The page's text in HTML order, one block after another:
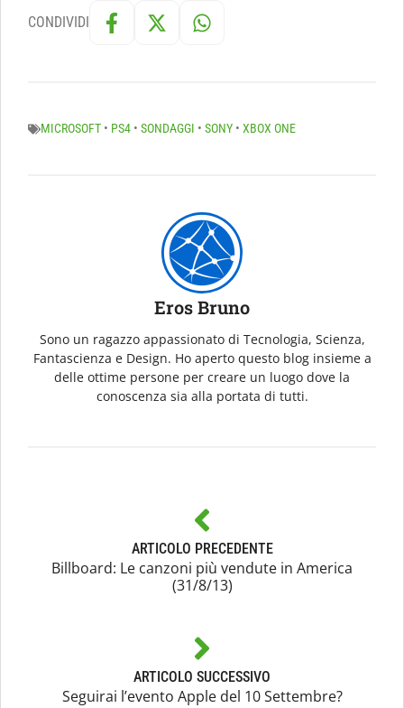
CONDIVIDI
MICROSOFT • PS4 • SONDAGGI • SONY • XBOX ONE
Eros Bruno
Sono un ragazzo appassionato di Tecnologia, Scienza,
Fantascienza e Design. Ho aperto questo blog insieme a
delle ottime persone per creare un luogo dove la
conoscenza sia alla portata di tutti.
ARTICOLO PRECEDENTE
Billboard: Le canzoni più vendute in America
(31/8/13)
ARTICOLO SUCCESSIVO
Seguirai l’evento Apple del 10 Settembre?